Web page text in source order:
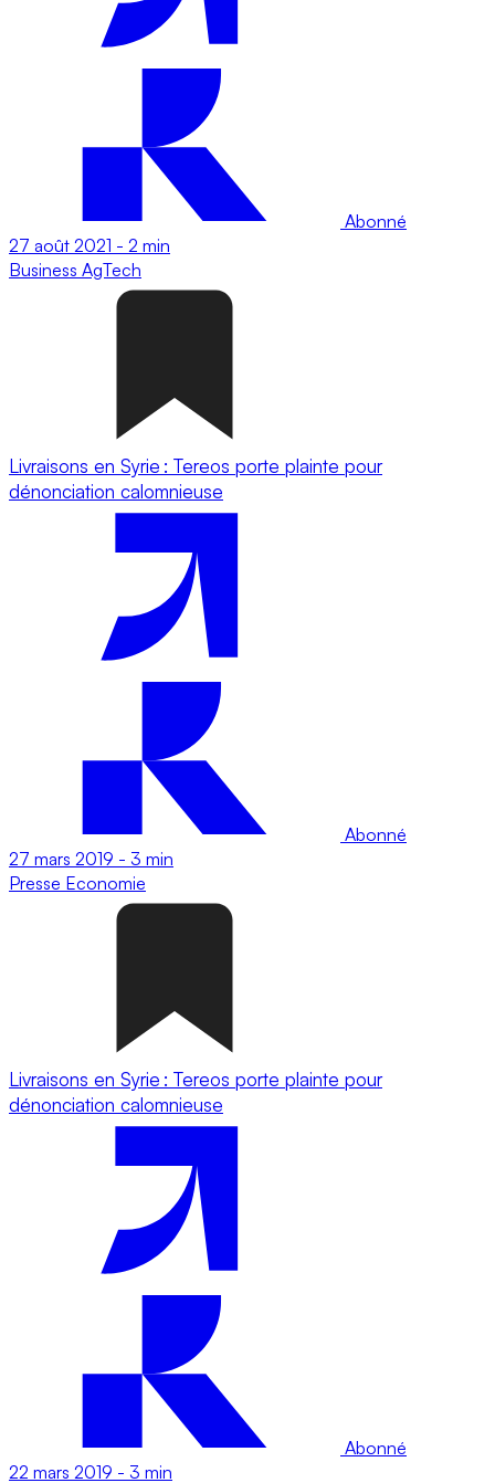
Abonné
27 août 2021 - 2 min
Business AgTech
Livraisons en Syrie : Tereos porte plainte pour
dénonciation calomnieuse
Abonné
27 mars 2019 - 3 min
Presse Economie
Livraisons en Syrie : Tereos porte plainte pour
dénonciation calomnieuse
Abonné
22 mars 2019 - 3 min